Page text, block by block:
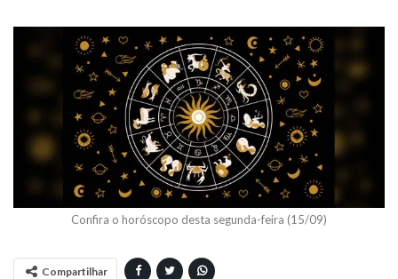
Confira o horóscopo desta segunda-feira (15/09)
Compartilhar